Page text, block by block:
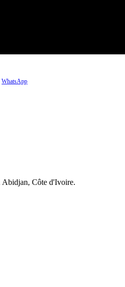
WhatsApp
Abidjan, Côte d'Ivoire.